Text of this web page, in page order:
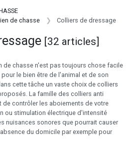
de chasse
Colliers de dressage
[32 articles]
de chasse n'est pas toujours chose facile
le bien être de l'animal et de son
cette tâche un vaste choix de colliers
La famille des colliers anti
de contrôler les aboiements de votre
ou stimulation électrique d'intensité
nuisances sonores que pourrait causer
du domicile par exemple pour